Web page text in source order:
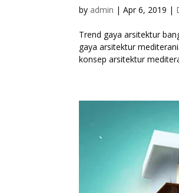
by admin |Apr 6, 2019 |
Trend gaya arsitektur
gaya arsitektur
konsep arsitektur